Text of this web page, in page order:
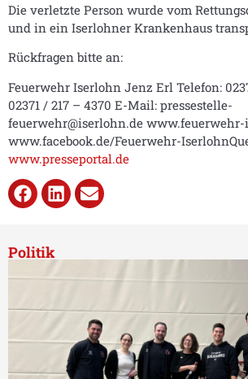
Die verletzte Person wurde vom
und in ein Iserlohner Krankenhaus
Rückfragen bitte an:
Feuerwehr Iserlohn Jenz Erl Telefon:
02371 / 217 – 4370 E-Mail: pressestelle-
feuerwehr@iserlohn.de
www.facebook.de/Feuerwehr-
www.presseportal.de
Politik